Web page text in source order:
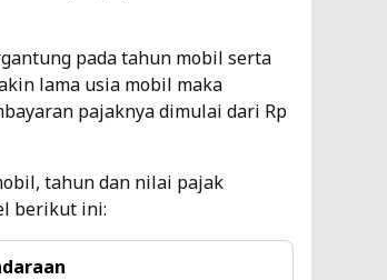
pada tahun mobil serta
lama usia mobil maka
pajaknya dimulai dari Rp
tahun dan nilai pajak
berikut ini: